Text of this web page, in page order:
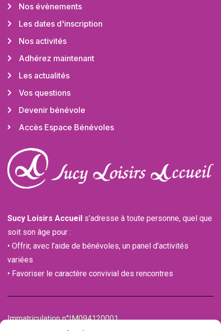
Nos évènements
Les dates d'inscription
Nos activités
Adhérez maintenant
Les actualités
Vos questions
Devenir bénévole
Accès Espace Bénévoles
Sucy Loisirs Accueil s’adresse à toute personne, quel que
soit son âge pour :
• Offrir, avec l’aide de bénévoles, un panel d’activités
variées
• Favoriser le caractère convivial des rencontres
Immatriculation n°IM094120001